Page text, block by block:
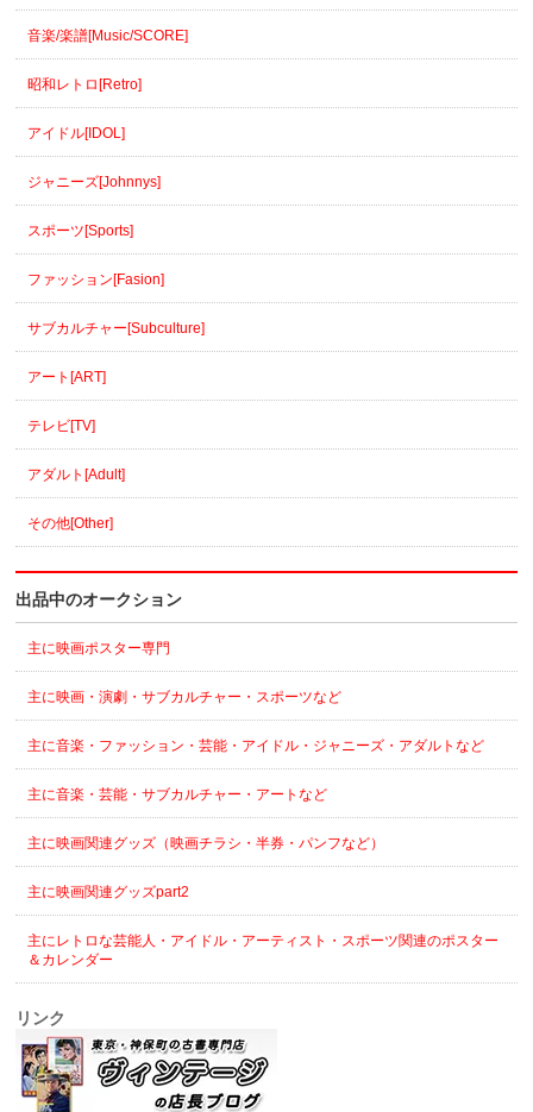
音楽/楽譜[Music/SCORE]
昭和レトロ[Retro]
アイドル[IDOL]
ジャニーズ[Johnnys]
スポーツ[Sports]
ファッション[Fasion]
サブカルチャー[Subculture]
アート[ART]
テレビ[TV]
アダルト[Adult]
その他[Other]
出品中のオークション
主に映画ポスター専門
主に映画・演劇・サブカルチャー・スポーツなど
主に音楽・ファッション・芸能・アイドル・ジャニーズ・アダルトなど
主に音楽・芸能・サブカルチャー・アートなど
主に映画関連グッズ（映画チラシ・半券・パンフなど）
主に映画関連グッズpart2
主にレトロな芸能人・アイドル・アーティスト・スポーツ関連のポスター
＆カレンダー
リンク